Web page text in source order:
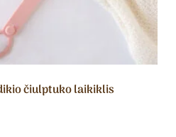
čiulptuko laikiklis